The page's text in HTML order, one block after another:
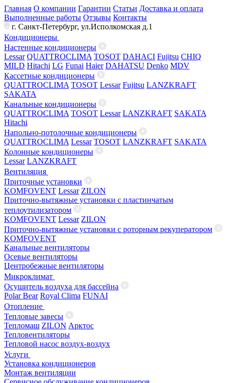
Главная О компании Гарантии Статьи Доставка и оплата
Выполненные работы Отзывы Контакты
г. Санкт-Петербург, ул.Исполкомская д.1
Кондиционеры
Настенные кондиционеры
Lessar QUATTROCLIMA TOSOT DAHACI Fujitsu CHIQ
MILD Hitachi LG Funai Haier DAHATSU Denko MDV
Кассетные кондиционеры
QUATTROCLIMA TOSOT Lessar Fujitsu LANZKRAFT
SAKATA
Канальные кондиционеры
QUATTROCLIMA TOSOT Lessar LANZKRAFT SAKATA
Hitachi
Напольно-потолочные кондиционеры
QUATTROCLIMA Lessar TOSOT LANZKRAFT SAKATA
Колонные кондиционеры
Lessar LANZKRAFT
Вентиляция
Приточные установки
KOMFOVENT Lessar ZILON
Приточно-вытяжные установки с пластинчатым
теплоутилизатором
KOMFOVENT Lessar ZILON
Приточно-вытяжные установки с роторным рекуператором
KOMFOVENT
Канальные вентиляторы
Осевые вентиляторы
Центробежные вентиляторы
Микроклимат
Осушитель воздуха для бассейна
Polar Bear Royal Clima FUNAI
Отопление
Тепловые завесы
Тепломаш ZILON Арктос
Тепловентиляторы
Тепловой насос воздух-воздух
Услуги
Установка кондиционеров
Монтаж вентиляции